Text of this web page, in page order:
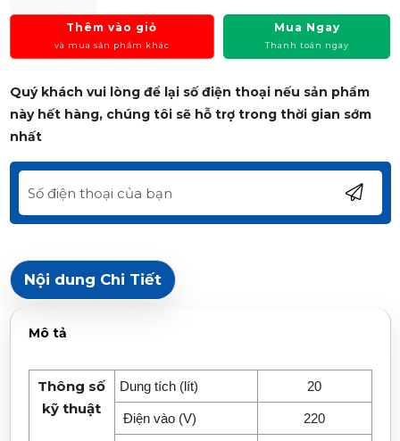
Thêm vào giỏ
và mua sản phẩm khác
Mua Ngay
Thanh toán ngay
Quý khách vui lòng để lại số điện thoại nếu sản phẩm
này hết hàng, chúng tôi sẽ hỗ trợ trong thời gian sớm
nhất
Nội dung Chi Tiết
Mô tả
Thông số
kỹ thuật
Dung tích (lít) 20
Điện vào (V) 220